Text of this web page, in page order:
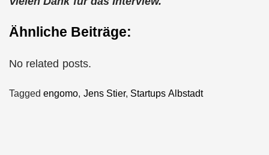
Ähnliche Beiträge:
No related posts.
Taggedengomo, Jens Stier, Startups Albstadt